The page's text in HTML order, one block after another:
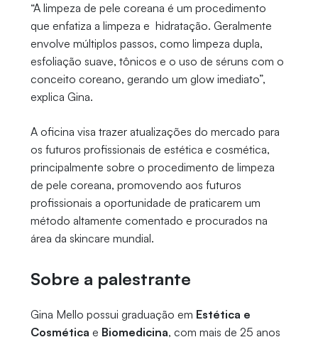
“A limpeza de pele coreana é um procedimento
que enfatiza a limpeza e hidratação. Geralmente
envolve múltiplos passos, como limpeza dupla,
esfoliação suave, tônicos e o uso de séruns com o
conceito coreano, gerando um glow imediato”,
explica Gina.
A oficina visa trazer atualizações do mercado para
os futuros profissionais de estética e cosmética,
principalmente sobre o procedimento de limpeza
de pele coreana, promovendo aos futuros
profissionais a oportunidade de praticarem um
método altamente comentado e procurados na
área da skincare mundial.
Sobre a palestrante
Gina Mello possui graduação em Estética e
Cosmética e Biomedicina, com mais de 25 anos